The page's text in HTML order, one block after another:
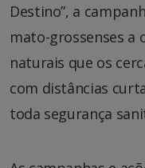
Destino”, a
mato-grossenses a
naturais que os
com distâncias
toda segurança